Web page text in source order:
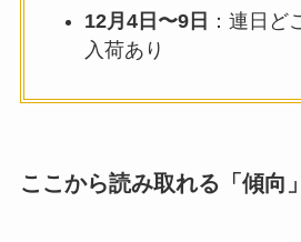
12月4日〜9日 ：連日ど
入荷あり
ここから読み取れる「傾向」